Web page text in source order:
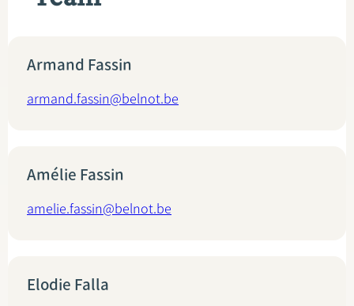
Armand Fassin
armand.fassin@belnot.be
Amélie Fassin
amelie.fassin@belnot.be
Elodie Falla